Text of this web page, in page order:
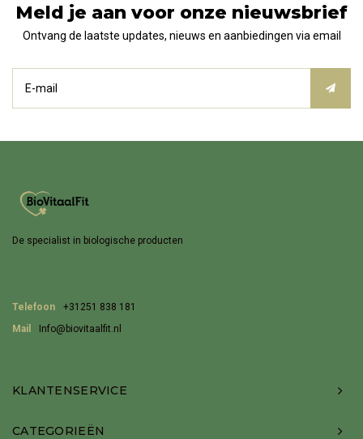
Meld je aan voor onze nieuwsbrief
Ontvang de laatste updates, nieuws en aanbiedingen via email
De specialist in biologische producten
Telefoon
+31251 838 181
Mail
Info@biovitaalfit.nl
KLANTENSERVICE
CATEGORIEËN